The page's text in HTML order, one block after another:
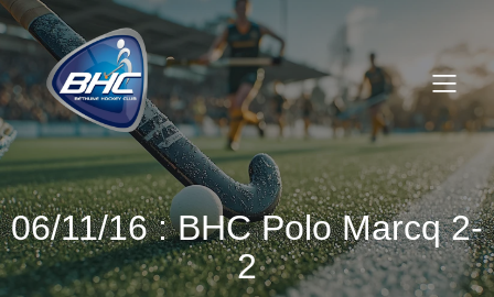
06/11/16 : BHC Polo Marcq 2-
2